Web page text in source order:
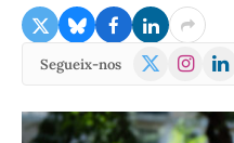
Segueix-nos
X